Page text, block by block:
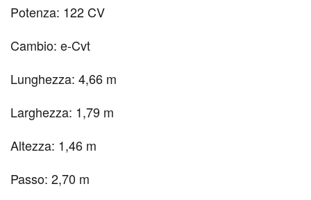
Potenza: 122 CV
Cambio: e-Cvt
Lunghezza: 4,66 m
Larghezza: 1,79 m
Altezza: 1,46 m
Passo: 2,70 m